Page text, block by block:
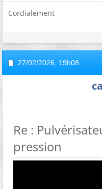
Cordialement
27/02/2026, 19h08
Re :
pression